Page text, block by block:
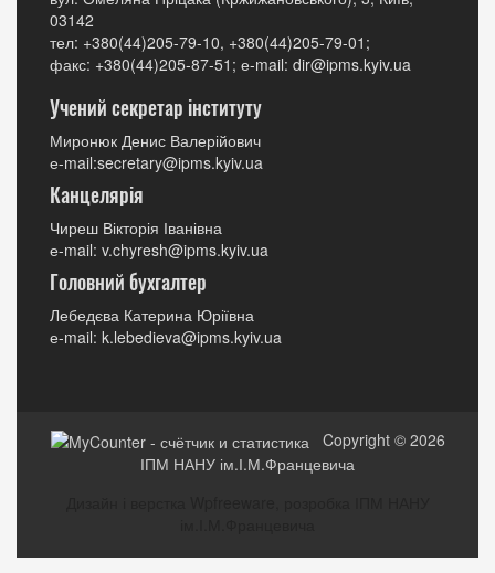
03142
тел: +380(44)205-79-10, +380(44)205-79-01;
факс: +380(44)205-87-51; е-mail: dir@ipms.kyiv.ua
Учений секретар інституту
Миронюк Денис Валерійович
е-mail:secretary@ipms.kyiv.ua
Канцелярія
Чиреш Вікторія Іванівна
е-mail: v.chyresh@ipms.kyiv.ua
Головний бухгалтер
Лебедєва Катерина Юріївна
е-mail: k.lebedieva@ipms.kyiv.ua
Copyright © 2026
ІПМ НАНУ ім.І.М.Францевича